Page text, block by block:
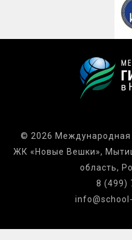
© 2026 Международная
ЖК «Новые Вешки»,
область,
8 (499)